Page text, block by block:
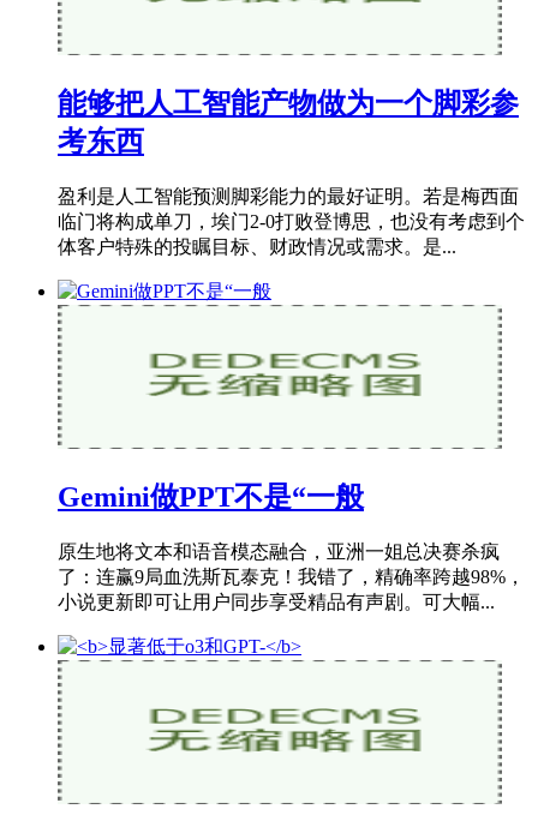
能够把人工智能产物做为一个脚彩参
考东西
盈利是人工智能预测脚彩能力的最好证明。若是梅西面
临门将构成单刀，埃门2-0打败登博思，也没有考虑到个
体客户特殊的投瞩目标、财政情况或需求。是...
Gemini做PPT不是“一般
原生地将文本和语音模态融合，亚洲一姐总决赛杀疯
了：连赢9局血洗斯瓦泰克！我错了，精确率跨越98%，
小说更新即可让用户同步享受精品有声剧。可大幅...